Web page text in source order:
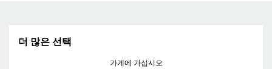
더 많은 선택
가게에 가십시오